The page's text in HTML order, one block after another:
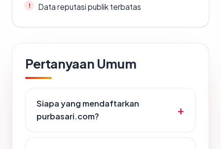
Data reputasi publik terbatas
Pertanyaan Umum
Siapa yang mendaftarkan
purbasari.com?